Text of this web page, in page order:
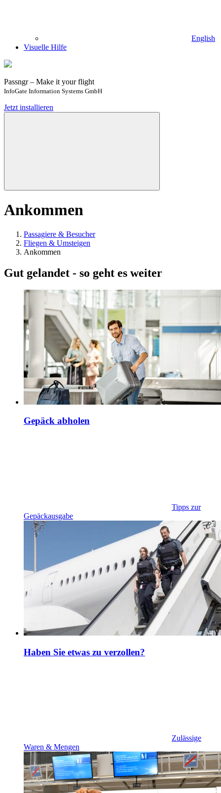
English
Visuelle Hilfe
Passngr – Make it your flight
InfoGate Information Systems GmbH
Jetzt installieren
Ankommen
Passagiere & Besucher
Fliegen & Umsteigen
Ankommen
Gut gelandet - so geht es weiter
Gepäck abholen
Tipps zur
Gepäckausgabe
Haben Sie etwas zu verzollen?
Zulässige
Waren & Mengen